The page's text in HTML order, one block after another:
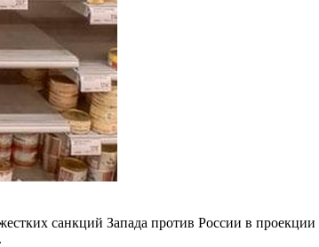
санкций Запада против России в проекции